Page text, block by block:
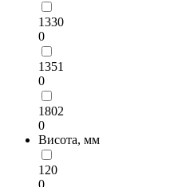
1330
0
1351
0
1802
0
Висота, мм
120
0